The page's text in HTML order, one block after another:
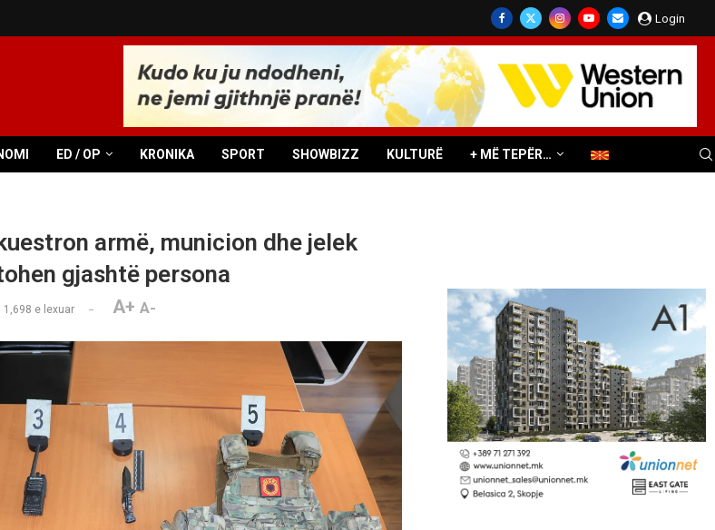
Login
ED / OP KRONIKA SPORT SHOWBIZZ KULTURË + MË TEPËR…
armë, municion dhe jelek
gjashtë persona
1,698 e lexuar A+ A-